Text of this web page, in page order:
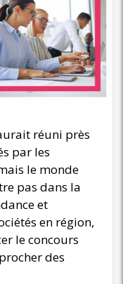
réuni près
par les
le monde
pas dans la
et
en région,
le concours
des